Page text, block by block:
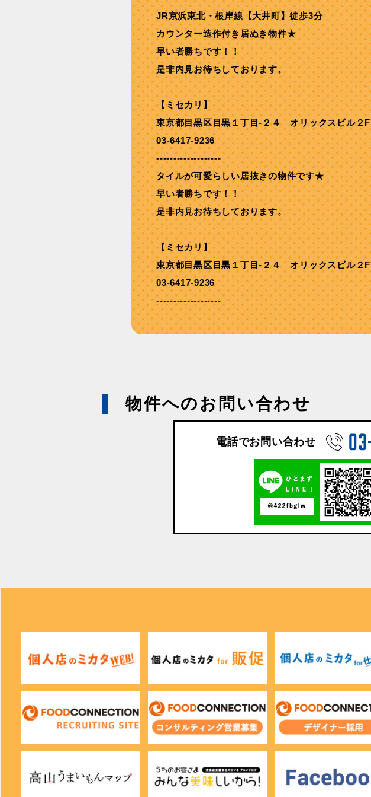
JR京浜東北・根岸線【⼤井町】徒歩3分
カウンター造作付き居ぬき物件★
早い者勝ちです！！
是非内見お待ちしております。
【ミセカリ】
東京都目黒区目黒１丁目-２４ オリックスビル２F
03-6417-9236
-------------------
タイルが可愛らしい居抜きの物件です★
早い者勝ちです！！
是非内見お待ちしております。
【ミセカリ】
東京都目黒区目黒１丁目-２４ オリックスビル２F
03-6417-9236
-------------------
物件へのお問い合わせ
電話でお問い合わせ